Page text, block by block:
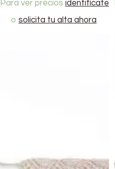
Para ver precios identifícate
o solicita tu alta ahora.